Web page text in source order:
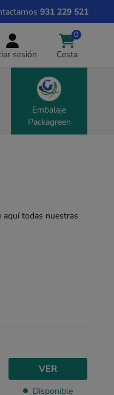
931 229 521
sesión Cesta
0
Embalaje
Packagreen
aquí todas nuestras
VER
Disponible